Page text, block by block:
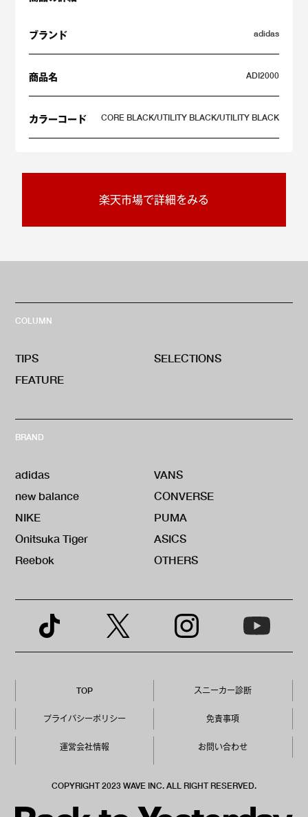
ブランド adidas
商品名 ADI2000
カラーコード CORE BLACK/UTILITY BLACK/UTILITY BLACK
楽天市場で詳細をみる
COLUMN
TIPS
SELECTIONS
FEATURE
BRAND
adidas
VANS
new balance
CONVERSE
NIKE
PUMA
Onitsuka Tiger
ASICS
Reebok
OTHERS
TOP スニーカー診断
プライバシーポリシー 免責事項
運営会社情報 お問い合わせ
COPYRIGHT 2023 WAVE INC. ALL RIGHT RESERVED.